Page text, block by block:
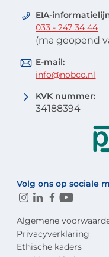
EIA-
033 - 247 34 44
(ma geopend
E-mail:
info@nobco.nl
KVK nummer:
34188394
Volg ons op sociale
Algemene
Privacyverklaring
Ethische kaders